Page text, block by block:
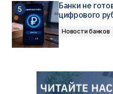
Банки не
цифрового
Новости банков